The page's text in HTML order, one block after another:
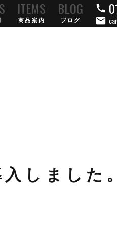
ITEMS
商品案内
BLOG
ブログ
call
mail
しました。